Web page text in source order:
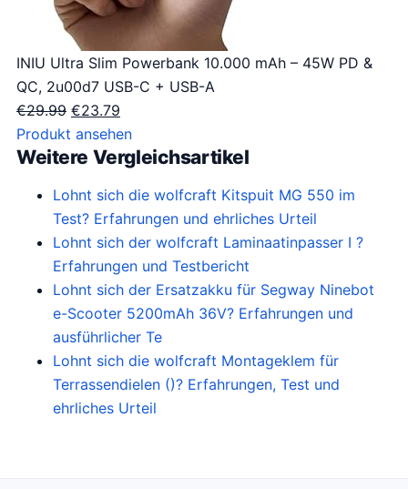
INIU Ultra Slim Powerbank 10.000 mAh – 45W PD &
QC, 2u00d7 USB-C + USB-A
€29.99 O
o
r
p
r
o
n
k
e
l
i
j
k
€23.79
u
i
i
g
e
p
r
j
s
i
s
Produkt ansehen
Weitere Vergleichsartikel
Lohnt sich die wolfcraft Kitspuit MG 550 im
Test? Erfahrungen und ehrliches Urteil
Lohnt sich der wolfcraft Laminaatinpasser I ?
Erfahrungen und Testbericht
Lohnt sich der Ersatzakku für Segway Ninebot
e-Scooter 5200mAh 36V? Erfahrungen und
ausführlicher Te
Lohnt sich die wolfcraft Montageklem für
Terrassendielen ()? Erfahrungen, Test und
ehrliches Urteil